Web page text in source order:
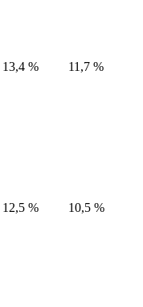
13,4 % 11,7 %
12,5 % 10,5 %